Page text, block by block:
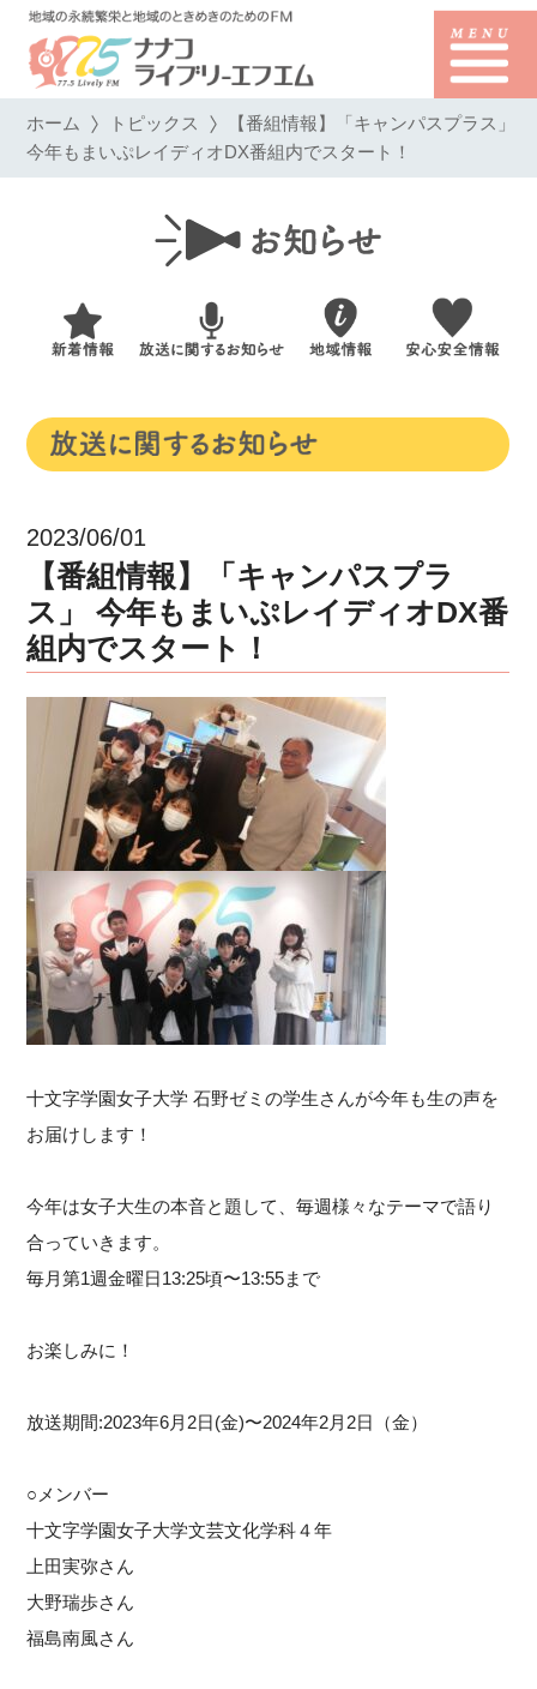
ホーム トピックス 【番組情報】「キャンパスプラス」
今年もまいぷレイディオDX番組内でスタート！
2023/06/01
【番組情報】「キャンパスプラ
ス」 今年もまいぷレイディオDX番
組内でスタート！
十文字学園女子大学 石野ゼミの学生さんが今年も生の声を
お届けします！
今年は女子大生の本音と題して、毎週様々なテーマで語り
合っていきます。
毎月第1週金曜日13:25頃〜13:55まで
お楽しみに！
放送期間:2023年6月2日(金)〜2024年2月2日（金）
○メンバー
十文字学園女子大学文芸文化学科４年
上田実弥さん
大野瑞歩さん
福島南風さん